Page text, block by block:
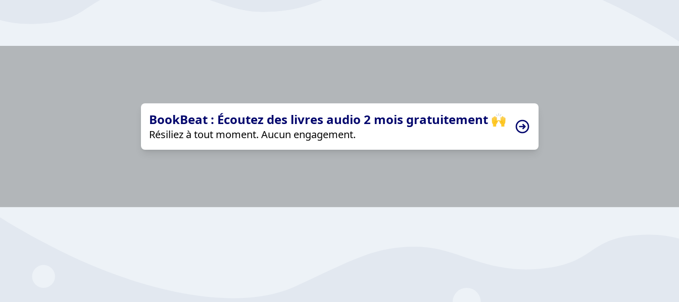
BookBeat : Écoutez des livres audio 2 mois gratuitement 🙌
Résiliez à tout moment. Aucun engagement.